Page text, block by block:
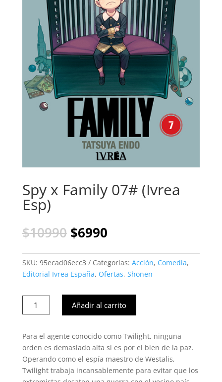
Spy x Family 07# (Ivrea
Esp)
$10990 El
precio
original
era:
$10990.
$6990El
actual
es:
$6990.
SKU: 95ecad06ecc3 Categorías: Acción, Comedia,
Editorial Ivrea España, Ofertas, Shonen
x
07#
(Ivrea
Esp)
cantidad
Añadir al carrito
Para el agente conocido como Twilight, ninguna
orden es demasiado alta si es por el bien de la paz.
Operando como el espía maestro de Westalis,
Twilight trabaja incansablemente para evitar que los